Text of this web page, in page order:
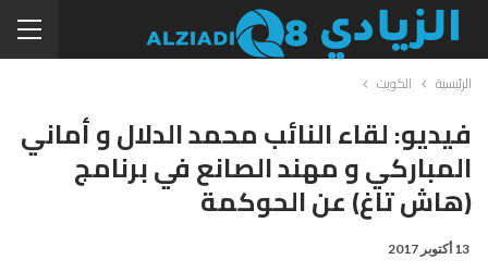
الرئيسية الكويت
فيديو: لقاء النائب محمد الدلال و أماني
المباركي و مهند الصانع في برنامج
(هاش تاغ) عن الحوكمة
13 أكتوبر 2017